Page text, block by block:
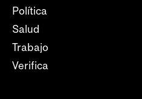
Política
Salud
Trabajo
Verifica